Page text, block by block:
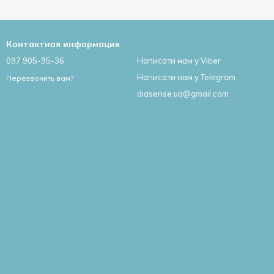
Контактная информация
097 905-95-36
Перезвонить вам?
Написати нам у Viber
Написати нам у Telegram
diasense.ua@gmail.com